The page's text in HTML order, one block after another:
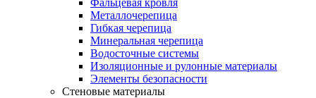
Металлочерепица
Гибкая черепица
Минеральная черепица
Водосточные системы
Изоляционные и рулонные материалы
Элементы безопасности
Стеновые материалы